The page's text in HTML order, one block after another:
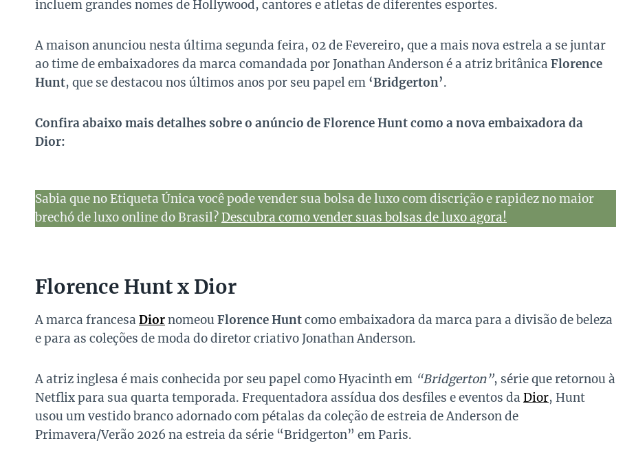
incluem grandes nomes de Hollywood, cantores e atletas de diferentes esportes.
A maison anunciou nesta última segunda feira, 02 de Fevereiro, que a mais nova estrela a se juntar
ao time de embaixadores da marca comandada por Jonathan Anderson é a atriz britânica Florence
Hunt, que se destacou nos últimos anos por seu papel em ‘Bridgerton’.
Confira abaixo mais detalhes sobre o anúncio de Florence Hunt como a nova embaixadora da
Dior:
Sabia que no Etiqueta Única você pode vender sua bolsa de luxo com discrição e rapidez no maior
brechó de luxo online do Brasil?Descubra como vender suas bolsas de luxo agora!
Florence Hunt x Dior
A marca francesa Diornomeou Florence Huntcomo embaixadora da marca para a divisão de beleza
e para as coleções de moda do diretor criativo Jonathan Anderson.
A atriz inglesa é mais conhecida por seu papel como Hyacinth em “Bridgerton”, série que retornou à
Netflix para sua quarta temporada. Frequentadora assídua dos desfiles e eventos da Dior, Hunt
usou um vestido branco adornado com pétalas da coleção de estreia de Anderson de
Primavera/Verão 2026 na estreia da série “Bridgerton” em Paris.